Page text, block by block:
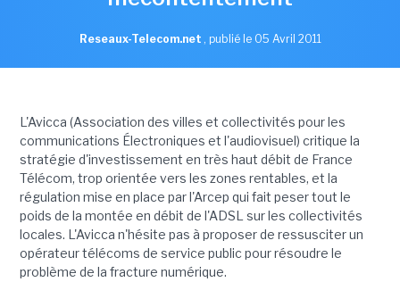
Reseaux-Telecom.net , publié le 05 Avril 2011
L'Avicca (Association des villes et collectivités pour les
communications Électroniques et l'audiovisuel) critique la
stratégie d'investissement en très haut débit de France
Télécom, trop orientée vers les zones rentables, et la
régulation mise en place par l'Arcep qui fait peser tout le
poids de la montée en débit de l'ADSL sur les collectivités
locales. L'Avicca n'hésite pas à proposer de ressusciter un
opérateur télécoms de service public pour résoudre le
problème de la fracture numérique.